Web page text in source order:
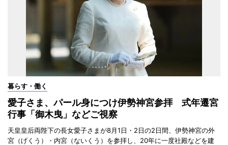
暮らす・働く
愛子さま、パール身につけ伊勢神宮参拝 式年遷宮
行事「御木曳」などご視察
天皇皇后両陛下の長女愛子さまが8月1日・2日の2日間、伊勢神宮の外
宮（げくう）・内宮（ないくう）を参拝し、20年に一度社殿などを建